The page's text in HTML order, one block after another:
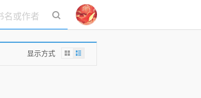
立即登录
显示方式